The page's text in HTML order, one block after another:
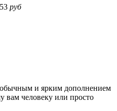
руб
и ярким дополнением
вам человеку или просто